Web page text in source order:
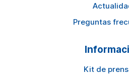
Preguntas
Kit de